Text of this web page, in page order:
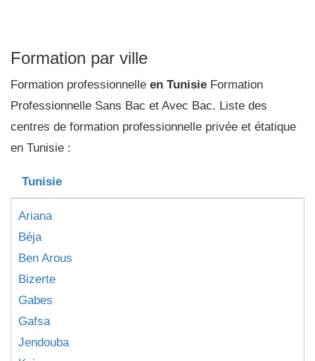
Formation par ville
Formation professionnelle en Tunisie Formation
Professionnelle Sans Bac et Avec Bac. Liste des
centres de formation professionnelle privée et étatique
en Tunisie :
Tunisie
Ariana
Béja
Ben Arous
Bizerte
Gabes
Gafsa
Jendouba